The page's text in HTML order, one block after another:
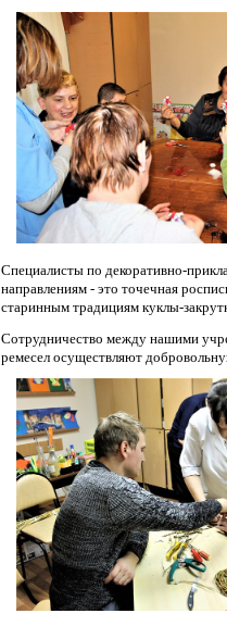
Специалисты по декоративно-
направлениям - это точечная
старинным традициям куклы-
Сотрудничество между нашими
ремесел осуществляют